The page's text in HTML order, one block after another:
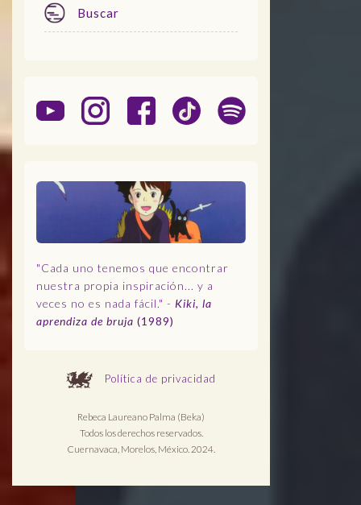
Menu
Buscar
"Cada uno tenemos que encontrar
nuestra propia inspiración... y a
veces no es nada fácil." - Kiki, la
aprendiza de bruja (1989)
Política de privacidad
Rebeca Laureano Palma (Beka)
Todos los derechos reservados.
Cuernavaca, Morelos, México. 2024.